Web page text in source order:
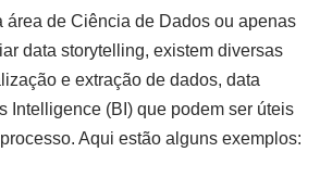
área de Ciência de Dados ou apenas
data storytelling, existem diversas
e extração de dados, data
Intelligence (BI) que podem ser úteis
Aqui estão alguns exemplos: